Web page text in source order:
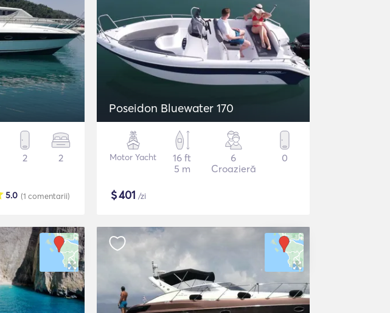
2 2
(1 comentarii)
5.0
Poseidon Bluewater 170
Motor Yacht
16 ft
5 m
6
Croazieră
0
$401 /zi